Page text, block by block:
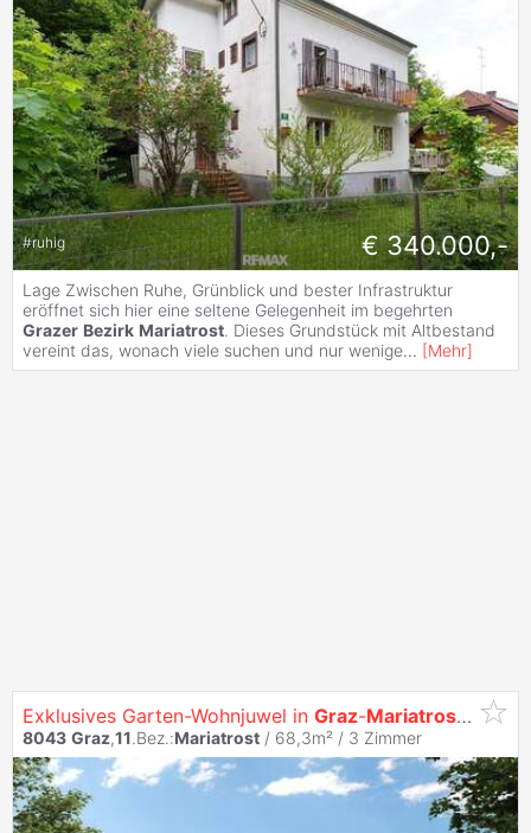
#ruhig € 340.000,-
Lage Zwischen Ruhe, Grünblick und bester Infrastruktur
eröffnet sich hier eine seltene Gelegenheit im begehrten
Grazer Bezirk Mariatrost. Dieses Grundstück mit Altbestand
vereint das, wonach viele suchen und nur wenige... [Mehr]
Exklusives Garten-Wohnjuwel in Graz-Mariatrost | Top
8043 Graz,11.Bez.:Mariatrost / 68,3m² / 3 Zimmer